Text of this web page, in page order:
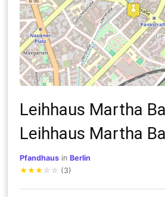
Leihhaus Martha
Leihhaus Martha
Pfandhaus inBerlin
★★★ ☆ ☆ (3)